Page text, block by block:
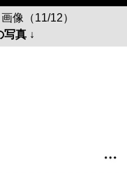
像（11/12）
写真 ↓